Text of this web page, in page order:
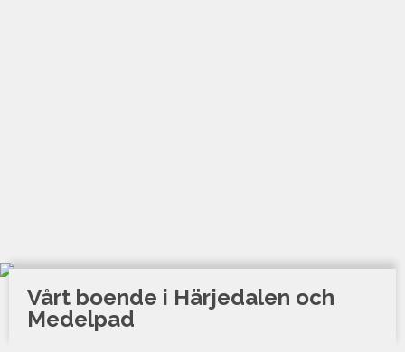
Vårt boende i Härjedalen och
Medelpad